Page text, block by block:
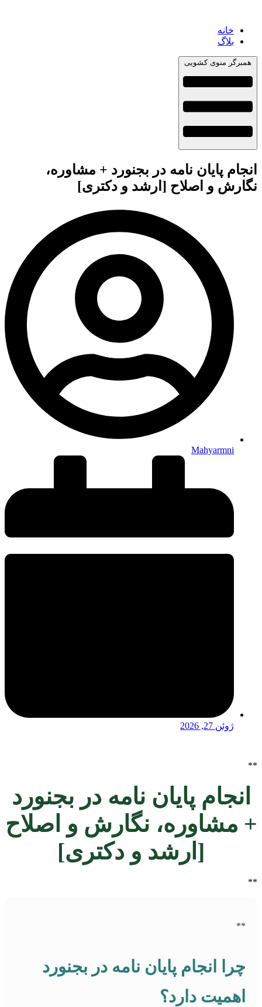
خانه
بلاگ
همبرگر منوی کشویی
انجام پایان نامه در بجنورد + مشاوره،
نگارش و اصلاح [ارشد و دکتری]
Mahyarmni
ژوئن 27, 2026
**
انجام پایان نامه در بجنورد
+ مشاوره، نگارش و اصلاح
[ارشد و دکتری]
**
**
چرا انجام پایان نامه در بجنورد
اهمیت دارد؟